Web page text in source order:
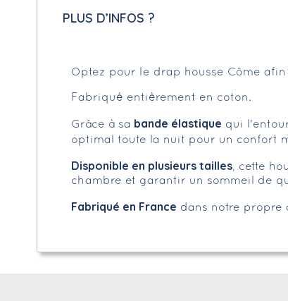
PLUS D’INFOS ?
Optez pour le drap housse Côme
Fabriqué entièrement en coton.
Grâce à sa bande élastique qui
optimal toute la nuit pour un confort
Disponible en plusieurs tailles , cette
chambre et garantir un sommeil de
Fabriqué en France dans notre propre